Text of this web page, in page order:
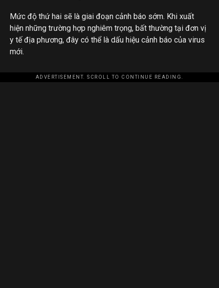
Mức độ thứ hai sẽ là giai đoạn cảnh báo sớm. Khi xuất
hiện những trường hợp nghiêm trọng, bất thường tại đơn vị
y tế địa phương, đây có thể là dấu hiệu cảnh báo của virus
mới.
ADVERTISEMENT. SCROLL TO CONTINUE READING.